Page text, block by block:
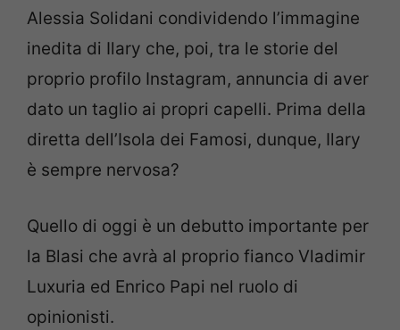
Alessia Solidani condividendo l’immagine
inedita di Ilary che, poi, tra le storie del
proprio profilo Instagram, annuncia di aver
dato un taglio ai propri capelli. Prima della
diretta dell’Isola dei Famosi, dunque, Ilary
è sempre nervosa?
Quello di oggi è un debutto importante per
la Blasi che avrà al proprio fianco Vladimir
Luxuria ed Enrico Papi nel ruolo di
opinionisti.